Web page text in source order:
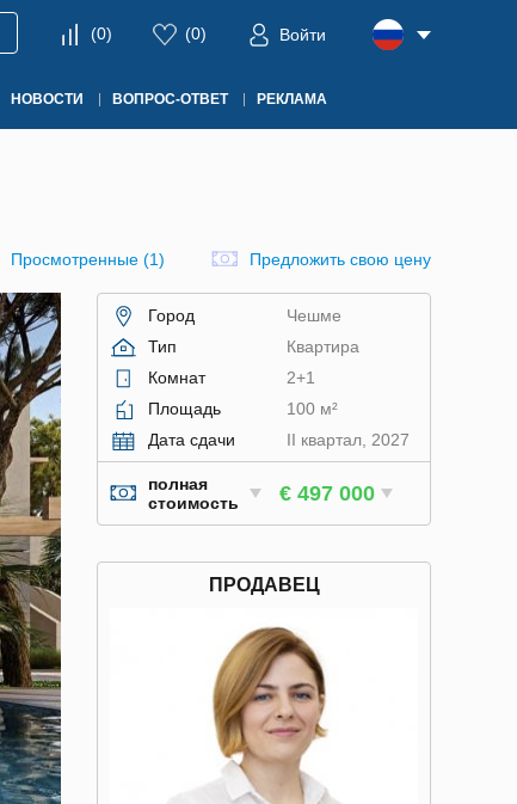
(0) (0) Войти
НОВОСТИ ВОПРОС-ОТВЕТ РЕКЛАМА
Просмотренные (1) Предложить свою цену
Город
Чешме
Тип
Квартира
Комнат
2+1
Площадь
100 м²
Дата сдачи
II квартал, 2027
полная
стоимость
€ 497 000
ПРОДАВЕЦ